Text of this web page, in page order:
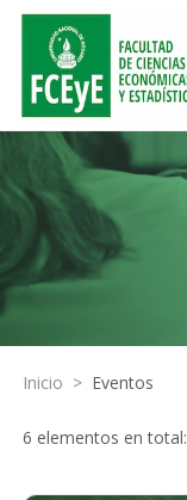
Inicio > Eventos
6 elementos en total: